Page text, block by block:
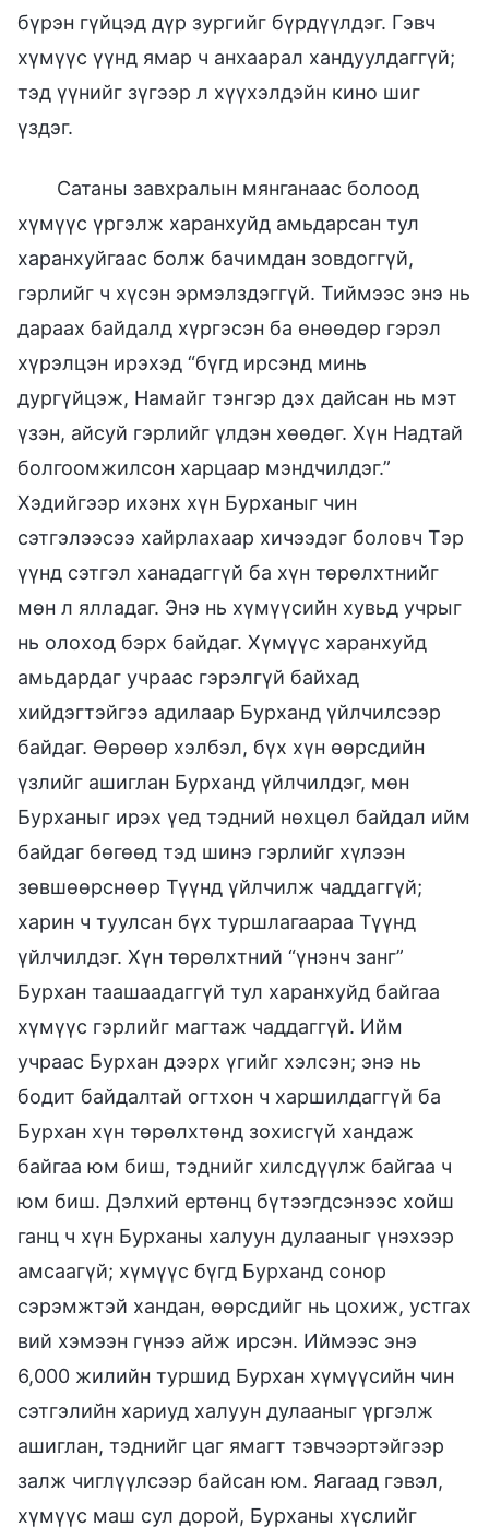
бүрэн гүйцэд дүр зургийг бүрдүүлдэг. Гэвч
хүмүүс үүнд ямар ч анхаарал хандуулдаггүй;
тэд үүнийг зүгээр л хүүхэлдэйн кино шиг
үздэг.
Сатаны завхралын мянганаас болоод
хүмүүс үргэлж харанхуйд амьдарсан тул
харанхуйгаас болж бачимдан зовдоггүй,
гэрлийг ч хүсэн эрмэлздэггүй. Тиймээс энэ нь
дараах байдалд хүргэсэн ба өнөөдөр гэрэл
хүрэлцэн ирэхэд “бүгд ирсэнд минь
дургүйцэж, Намайг тэнгэр дэх дайсан нь мэт
үзэн, айсуй гэрлийг үлдэн хөөдөг. Хүн Надтай
болгоомжилсон харцаар мэндчилдэг.”
Хэдийгээр ихэнх хүн Бурханыг чин
сэтгэлээсээ хайрлахаар хичээдэг боловч Тэр
үүнд сэтгэл ханадаггүй ба хүн төрөлхтнийг
мөн л ялладаг. Энэ нь хүмүүсийн хувьд учрыг
нь олоход бэрх байдаг. Хүмүүс харанхуйд
амьдардаг учраас гэрэлгүй байхад
хийдэгтэйгээ адилаар Бурханд үйлчилсээр
байдаг. Өөрөөр хэлбэл, бүх хүн өөрсдийн
үзлийг ашиглан Бурханд үйлчилдэг, мөн
Бурханыг ирэх үед тэдний нөхцөл байдал ийм
байдаг бөгөөд тэд шинэ гэрлийг хүлээн
зөвшөөрснөөр Түүнд үйлчилж чаддаггүй;
харин ч туулсан бүх туршлагаараа Түүнд
үйлчилдэг. Хүн төрөлхтний “үнэнч занг”
Бурхан таашаадаггүй тул харанхуйд байгаа
хүмүүс гэрлийг магтаж чаддаггүй. Ийм
учраас Бурхан дээрх үгийг хэлсэн; энэ нь
бодит байдалтай огтхон ч харшилдаггүй ба
Бурхан хүн төрөлхтөнд зохисгүй хандаж
байгаа юм биш, тэднийг хилсдүүлж байгаа ч
юм биш. Дэлхий ертөнц бүтээгдсэнээс хойш
ганц ч хүн Бурханы халуун дулааныг үнэхээр
амсаагүй; хүмүүс бүгд Бурханд сонор
сэрэмжтэй хандан, өөрсдийг нь цохиж, устгах
вий хэмээн гүнээ айж ирсэн. Иймээс энэ
6,000 жилийн туршид Бурхан хүмүүсийн чин
сэтгэлийн хариуд халуун дулааныг үргэлж
ашиглан, тэднийг цаг ямагт тэвчээртэйгээр
залж чиглүүлсээр байсан юм. Яагаад гэвэл,
хүмүүс маш сул дорой, Бурханы хүслийг